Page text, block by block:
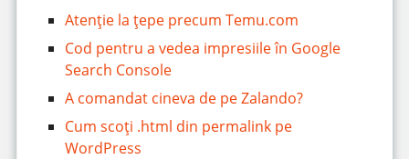
Atenție la țepe precum Temu.com
Cod pentru a vedea impresiile în Google
Search Console
A comandat cineva de pe Zalando?
Cum scoți .html din permalink pe
WordPress